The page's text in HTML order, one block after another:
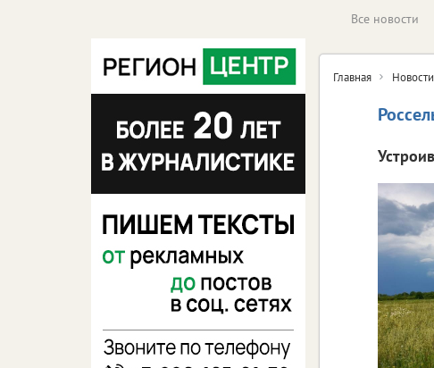
Все новости
Главная Новости